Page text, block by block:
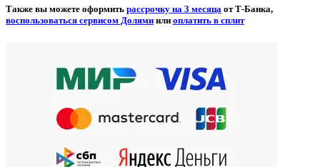
Также вы можете оформить рассрочку на 3 месяца от Т-Банка,
воспользоваться сервисом Долями или оплатить в сплит